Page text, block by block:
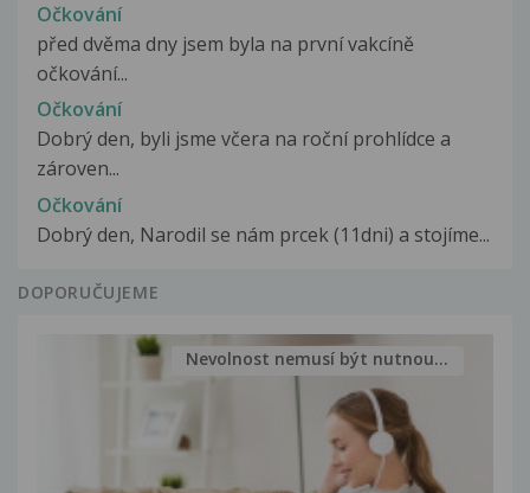
Očkování
před dvěma dny jsem byla na první vakcíně
očkování...
Očkování
Dobrý den, byli jsme včera na roční prohlídce a
zároven...
Očkování
Dobrý den, Narodil se nám prcek (11dni) a stojíme...
DOPORUČUJEME
Nevolnost nemusí být nutnou...